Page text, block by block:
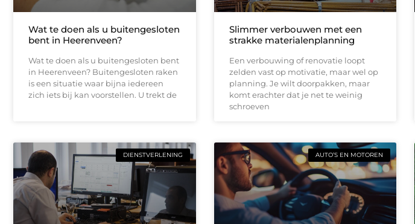
Wat te doen als u buitengesloten
bent in Heerenveen?
Wat te doen als u buitengesloten bent
in Heerenveen? Buitengesloten raken
is een situatie waar bijna iedereen
zich iets bij kan voorstellen. U trekt de
Slimmer verbouwen met een
strakke materialenplanning
Een verbouwing of renovatie loopt
zelden vast op motivatie, maar wel op
planning. Je wilt doorpakken, maar
komt erachter dat je net te weinig
schroeven
DIENSTVERLENING AUTO’S EN MOTOREN